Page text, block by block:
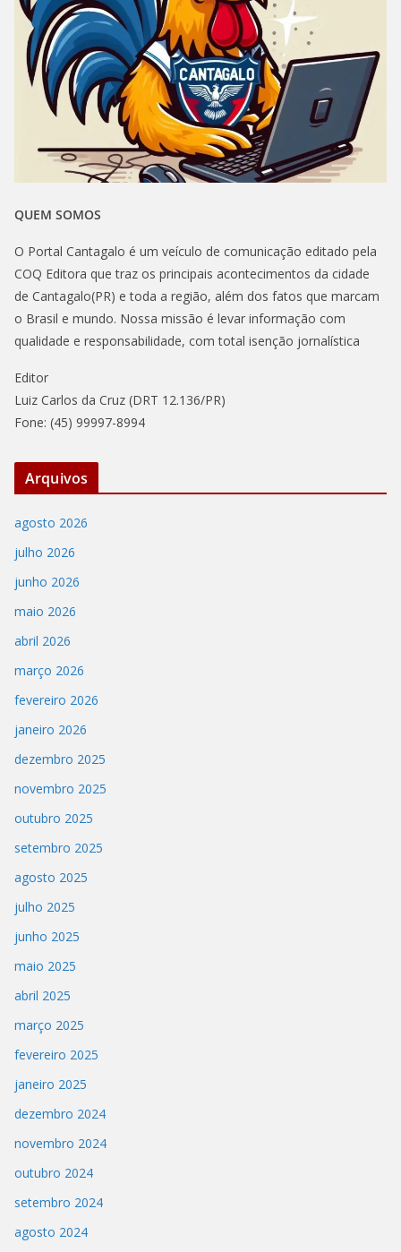
QUEM SOMOS
O Portal Cantagalo é um veículo de comunicação editado pela
COQ Editora que traz os principais acontecimentos da cidade
de Cantagalo(PR) e toda a região, além dos fatos que marcam
o Brasil e mundo. Nossa missão é levar informação com
qualidade e responsabilidade, com total isenção jornalística
Editor
Luiz Carlos da Cruz (DRT 12.136/PR)
Fone: (45) 99997-8994
Arquivos
agosto 2026
julho 2026
junho 2026
maio 2026
abril 2026
março 2026
fevereiro 2026
janeiro 2026
dezembro 2025
novembro 2025
outubro 2025
setembro 2025
agosto 2025
julho 2025
junho 2025
maio 2025
abril 2025
março 2025
fevereiro 2025
janeiro 2025
dezembro 2024
novembro 2024
outubro 2024
setembro 2024
agosto 2024